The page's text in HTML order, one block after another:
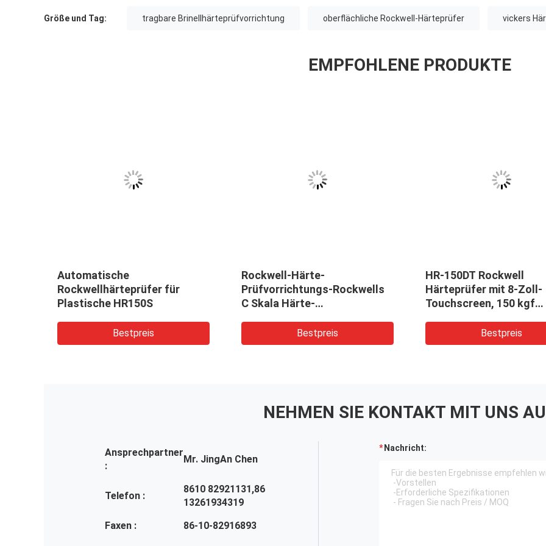
Größe und Tag: tragbare Brinellhärteprüfvorrichtung oberflächliche Rockwell-Härteprüfer vickers
EMPFOHLENE PRODUKTE
Automatische
Rockwellhärteprüfer für
Plastische HR150S
Bestpreis
Rockwell-Härte-
Prüfvorrichtungs-Rockwells
C Skala Härte-
Bestpreis
HR-150DT Rockwell
Härteprüfer mit 8-Zoll-
Touchscreen, 150 kgf
Bestpreis
NEHMEN SIE KONTAKT MIT UNS
Ansprechpartner
:
Mr. JingAn Chen
Telefon :
8610 82921131,86
13261934319
Faxen :
86-10-82916893
Nachricht: